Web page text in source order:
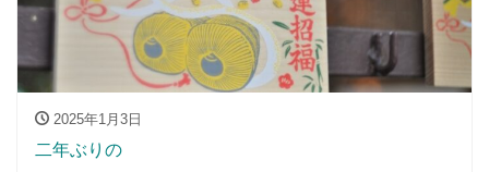
2025年1月3日
二年ぶりの